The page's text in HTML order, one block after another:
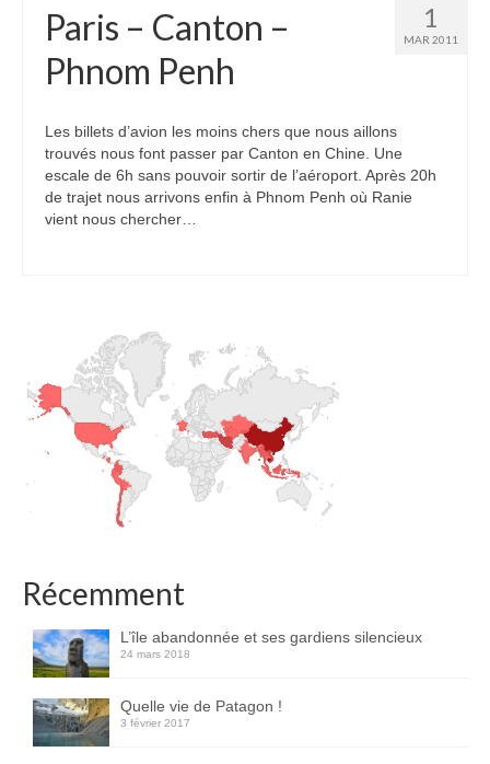
Chine
Kazakhstan
Ouzbekistan
Turkmenistan
Malte
Préparatifs
Autres voyages
Bolivie
Cambodge
Costa-Rica
Guatemala
Inde
Nicaragua
1
MAR 2011
Paris – Canton –
Phnom Penh
Les billets d’avion les moins chers que nous aillons
trouvés nous font passer par Canton en Chine. Une
escale de 6h sans pouvoir sortir de l’aéroport. Après 20h
de trajet nous arrivons enfin à Phnom Penh où Ranie
vient nous chercher…
Récemment
L’île abandonnée et ses gardiens silencieux
24 mars 2018
Quelle vie de Patagon !
3 février 2017